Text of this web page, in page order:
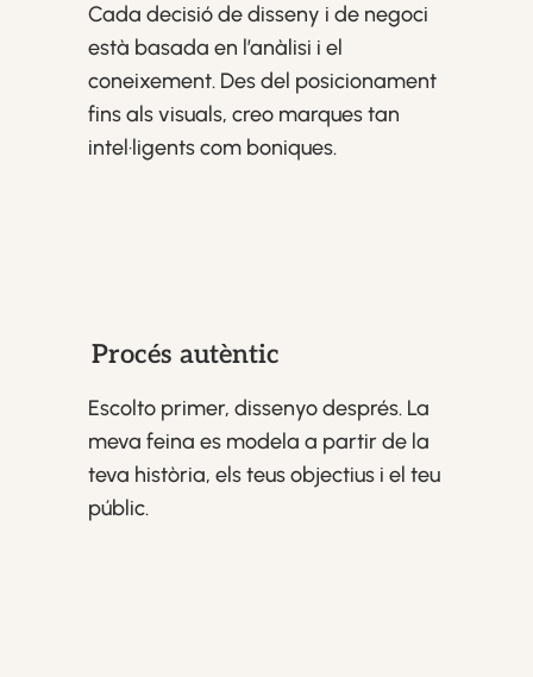
Cada decisió de disseny i de negoci
està basada en l’anàlisi i el
coneixement. Des del posicionament
fins als visuals, creo marques tan
intel·ligents com boniques.
Procés autèntic
Escolto primer, dissenyo després. La
meva feina es modela a partir de la
teva història, els teus objectius i el teu
públic.